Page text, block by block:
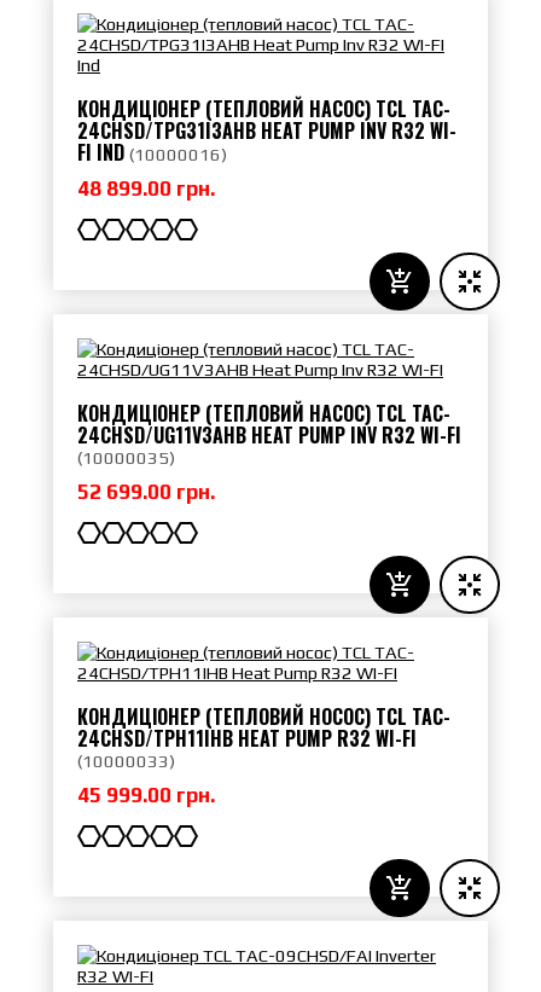
КОНДИЦІОНЕР (ТЕПЛОВИЙ НАСОС) TCL TAC-
24CHSD/TPG31I3AHB HEAT PUMP INV R32 WI-
FI IND (10000016)
48 899.00 грн.
КОНДИЦІОНЕР (ТЕПЛОВИЙ НАСОС) TCL TAC-
24CHSD/UG11V3AHB HEAT PUMP INV R32 WI-FI
(10000035)
52 699.00 грн.
КОНДИЦІОНЕР (ТЕПЛОВИЙ НОСОС) TCL TAC-
24CHSD/TPH11IHB HEAT PUMP R32 WI-FI
(10000033)
45 999.00 грн.